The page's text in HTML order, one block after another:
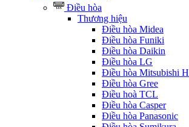
Điều hòa
Thương hiệu
Điều hòa Midea
Điều hòa Funiki
Điều hòa Daikin
Điều hòa LG
Điều hòa Mitsubishi
Điều hòa Gree
Điều hoà TCL
Điều hòa Casper
Điều hòa Panasonic